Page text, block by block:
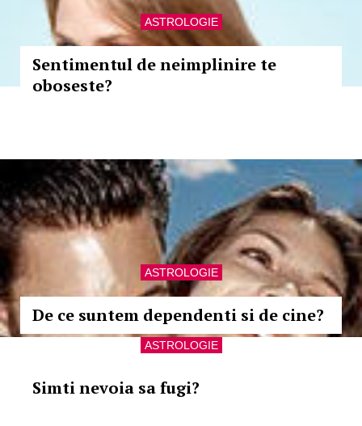
ASTROLOGIE
Sentimentul de neimplinire te
oboseste?
ASTROLOGIE
De ce suntem dependenti si de cine?
ASTROLOGIE
Simti nevoia sa fugi?